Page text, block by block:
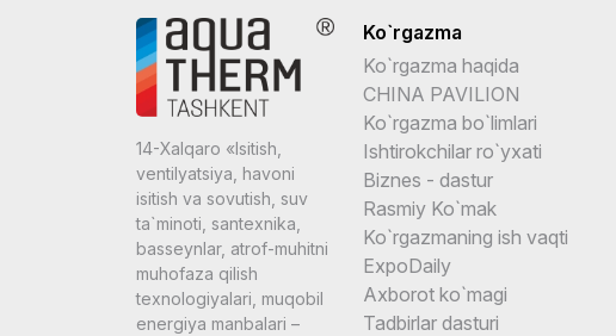
14-Xalqaro «Isitish,
ventilyatsiya, havoni
isitish va sovutish, suv
ta`minoti, santexnika,
basseynlar, atrof-muhitni
muhofaza qilish
texnologiyalari, muqobil
energiya manbalari –
Ko`rgazma
Ko`rgazma haqida
CHINA PAVILION
Ko`rgazma bo`limlari
Ishtirokchilar ro`yxati
Biznes - dastur
Rasmiy Ko`mak
Ko`rgazmaning ish vaqti
ExpoDaily
Axborot ko`magi
Tadbirlar dasturi